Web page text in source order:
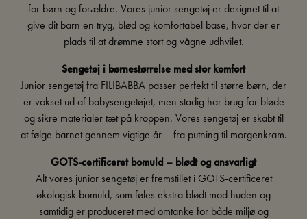
for børn og forældre. Vores junior sengetøj er designet til at
give dit barn en tryg, blød og komfortabel base, hvor der er
plads til at drømme stort og vågne udhvilet.
Sengetøj i børnestørrelse med stor komfort
Junior sengetøj fra FILIBABBA passer perfekt til større børn, der
er vokset ud af babysengetøjet, men stadig har brug for bløde
og sikre materialer tæt på kroppen. Vores sengetøj er skabt til
at følge barnet gennem vigtige år – fra putning til morgenkram.
GOTS-certificeret bomuld – blødt og ansvarligt
Alt vores junior sengetøj er fremstillet i GOTS-certificeret
økologisk bomuld, som føles ekstra blødt mod huden og
samtidig er produceret med omtanke for både miljø og